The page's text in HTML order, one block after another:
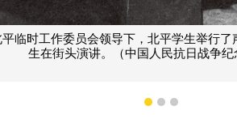
临时工作委员会领导下，北平学生举行
生在街头演讲。（中国人民抗日战争纪
1 2 3